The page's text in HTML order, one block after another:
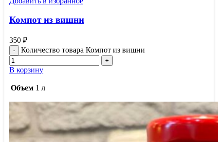
Компот из вишни
350 ₽
Количество товара Компот из вишни
В корзину
Объем 1 л